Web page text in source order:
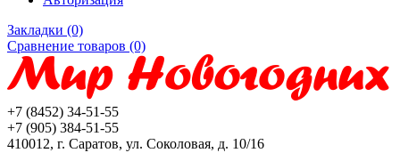
Закладки (0)
Сравнение товаров (0)
+7 (8452) 34-51-55
+7 (905) 384-51-55
410012, г. Саратов, ул. Соколовая, д. 10/16